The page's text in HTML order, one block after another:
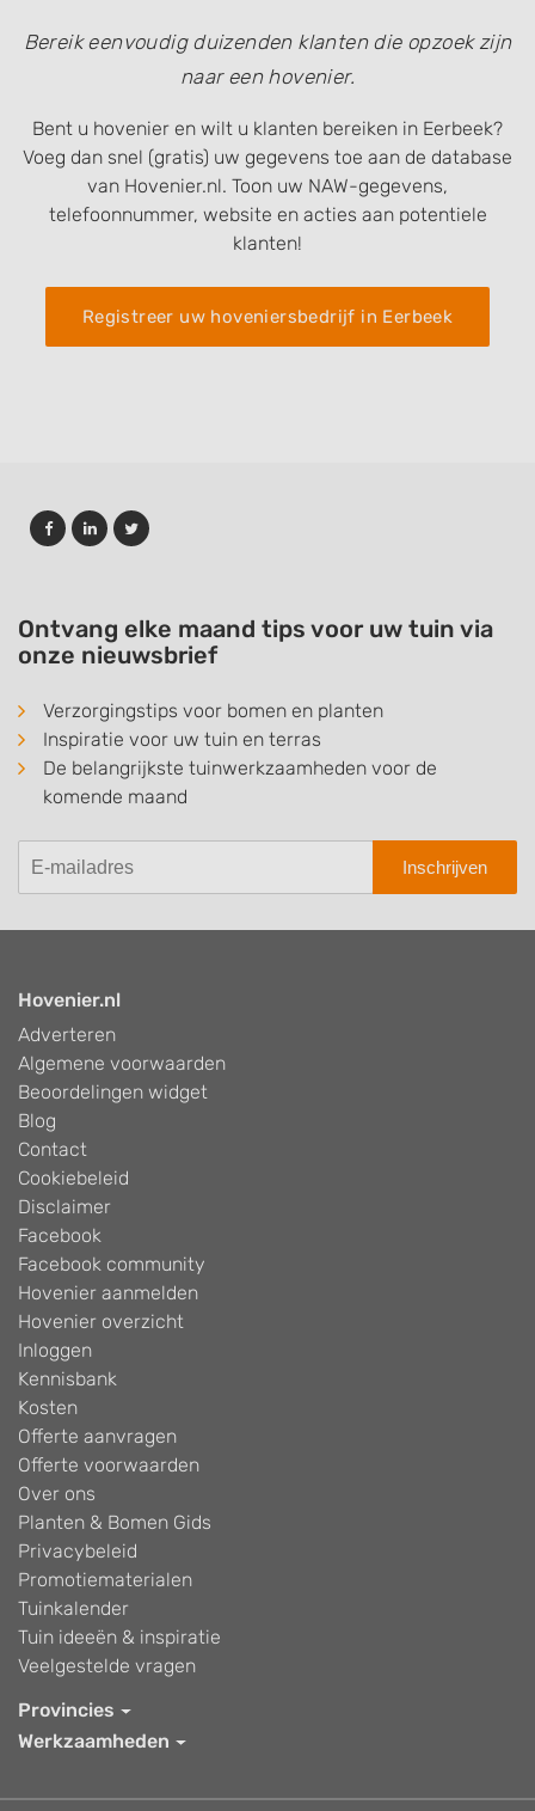
Bereik eenvoudig duizenden klanten die opzoek zijn
naar een hovenier.
Bent u hovenier en wilt u klanten bereiken in Eerbeek?
Voeg dan snel (gratis) uw gegevens toe aan de database
van Hovenier.nl. Toon uw NAW-gegevens,
telefoonnummer, website en acties aan potentiele
klanten!
Registreer uw hoveniersbedrijf in Eerbeek
Ontvang elke maand tips voor uw tuin via
onze nieuwsbrief
Verzorgingstips voor bomen en planten
Inspiratie voor uw tuin en terras
De belangrijkste tuinwerkzaamheden voor de
komende maand
Inschrijven
Hovenier.nl
Adverteren
Algemene voorwaarden
Beoordelingen widget
Blog
Contact
Cookiebeleid
Disclaimer
Facebook
Facebook community
Hovenier aanmelden
Hovenier overzicht
Inloggen
Kennisbank
Kosten
Offerte aanvragen
Offerte voorwaarden
Over ons
Planten & Bomen Gids
Privacybeleid
Promotiematerialen
Tuinkalender
Tuin ideeën & inspiratie
Veelgestelde vragen
Provincies
Werkzaamheden